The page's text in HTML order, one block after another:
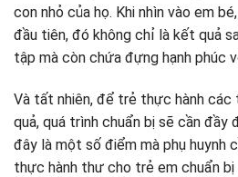
con nhỏ của họ. Khi nhìn vào em
đầu tiên, đó không chỉ là kết quả
tập mà còn chứa đựng hạnh phúc
Và tất nhiên, để trẻ thực hành
quả, quá trình chuẩn bị sẽ cần đầy
đây là một số điểm mà phụ huynh
thực hành thư cho trẻ em chuẩn bị